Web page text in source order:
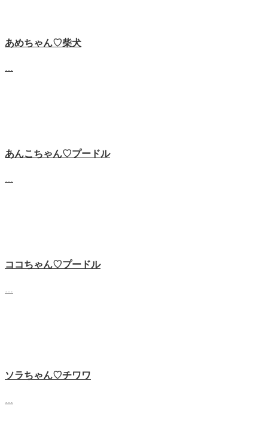
あめちゃん♡‬柴犬
あんこちゃん♡‬プードル
ココちゃん♡‬プードル
ソラちゃん♡‬チワワ